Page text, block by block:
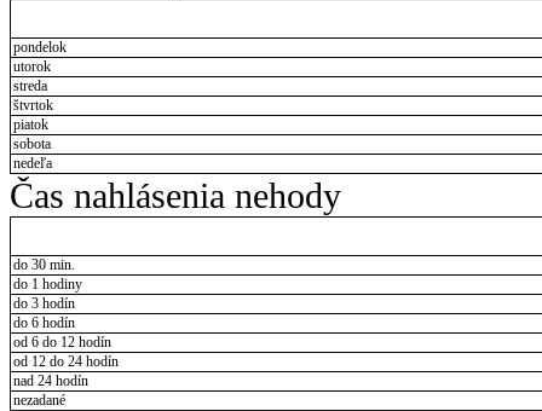
pondelok
utorok
streda
štvrtok
piatok
sobota
nedeľa
Čas nahlásenia nehody
do 30 min.
do 1 hodiny
do 3 hodín
do 6 hodín
od 6 do 12 hodín
od 12 do 24 hodín
nad 24 hodín
nezadané